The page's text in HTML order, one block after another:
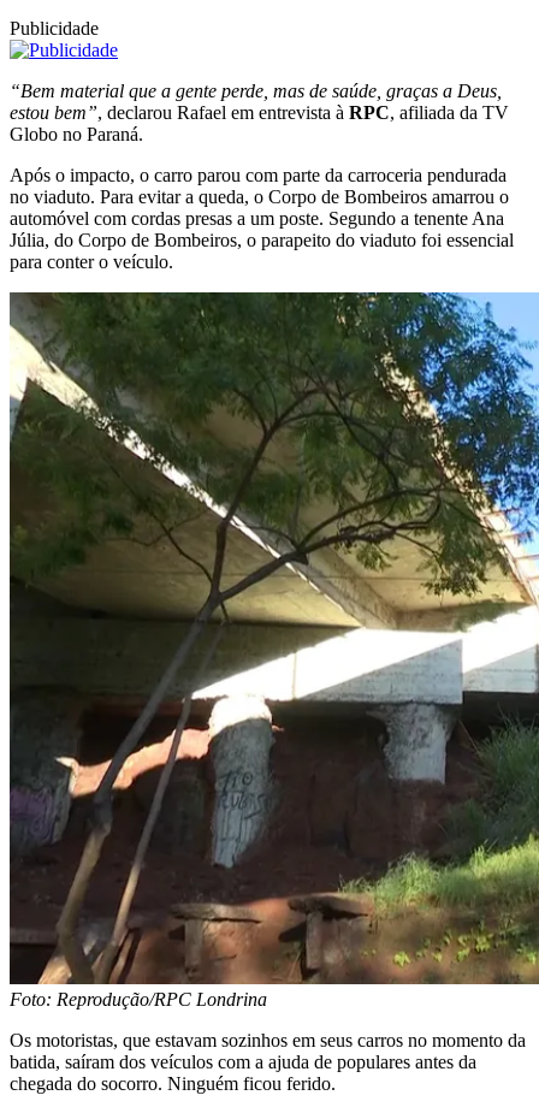
Publicidade
“Bem material que a gente perde, mas de saúde, graças a Deus,
estou bem”, declarou Rafael em entrevista à RPC, afiliada da TV
Globo no Paraná.
Após o impacto, o carro parou com parte da carroceria pendurada
no viaduto. Para evitar a queda, o Corpo de Bombeiros amarrou o
automóvel com cordas presas a um poste. Segundo a tenente Ana
Júlia, do Corpo de Bombeiros, o parapeito do viaduto foi essencial
para conter o veículo.
Foto: Reprodução/RPC Londrina
Os motoristas, que estavam sozinhos em seus carros no momento da
batida, saíram dos veículos com a ajuda de populares antes da
chegada do socorro. Ninguém ficou ferido.